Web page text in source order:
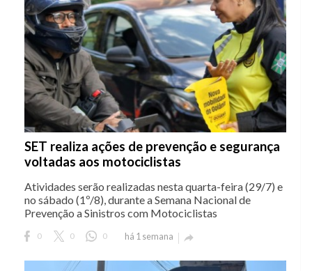
SET realiza ações de prevenção e segurança
voltadas aos motociclistas
Atividades serão realizadas nesta quarta-feira (29/7) e
no sábado (1º/8), durante a Semana Nacional de
Prevenção a Sinistros com Motociclistas
0 0 0 há 1 semana 